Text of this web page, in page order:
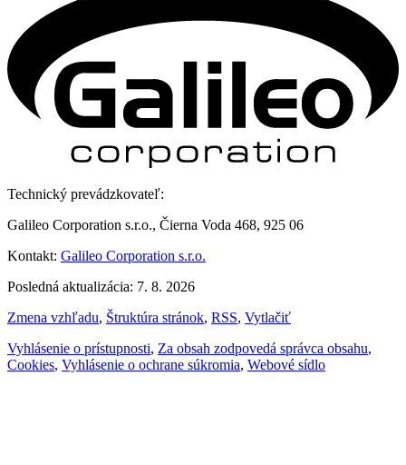
Technický prevádzkovateľ:
Galileo Corporation s.r.o., Čierna Voda 468, 925 06
Kontakt: Galileo Corporation s.r.o.
Posledná aktualizácia: 7. 8. 2026
Zmena vzhľadu, Štruktúra stránok, RSS, Vytlačiť
Vyhlásenie o prístupnosti, Za obsah zodpovedá správca obsahu,
Cookies, Vyhlásenie o ochrane súkromia, Webové sídlo